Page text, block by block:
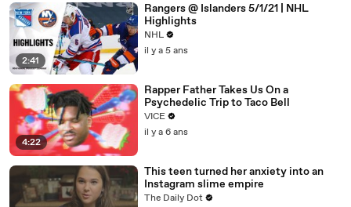
2:41
Rangers @ Islanders 5/1/21 | NHL
Highlights
NHL
il y a 5 ans
4:22
Rapper Father Takes Us On a
Psychedelic Trip to Taco Bell
VICE
il y a 6 ans
This teen turned her anxiety into an
Instagram slime empire
The Daily Dot